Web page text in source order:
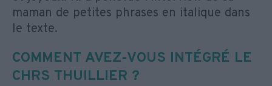
maman de petites phrases en italique dans
le texte.
COMMENT AVEZ-VOUS INTÉGRÉ LE
CHRS THUILLIER ?